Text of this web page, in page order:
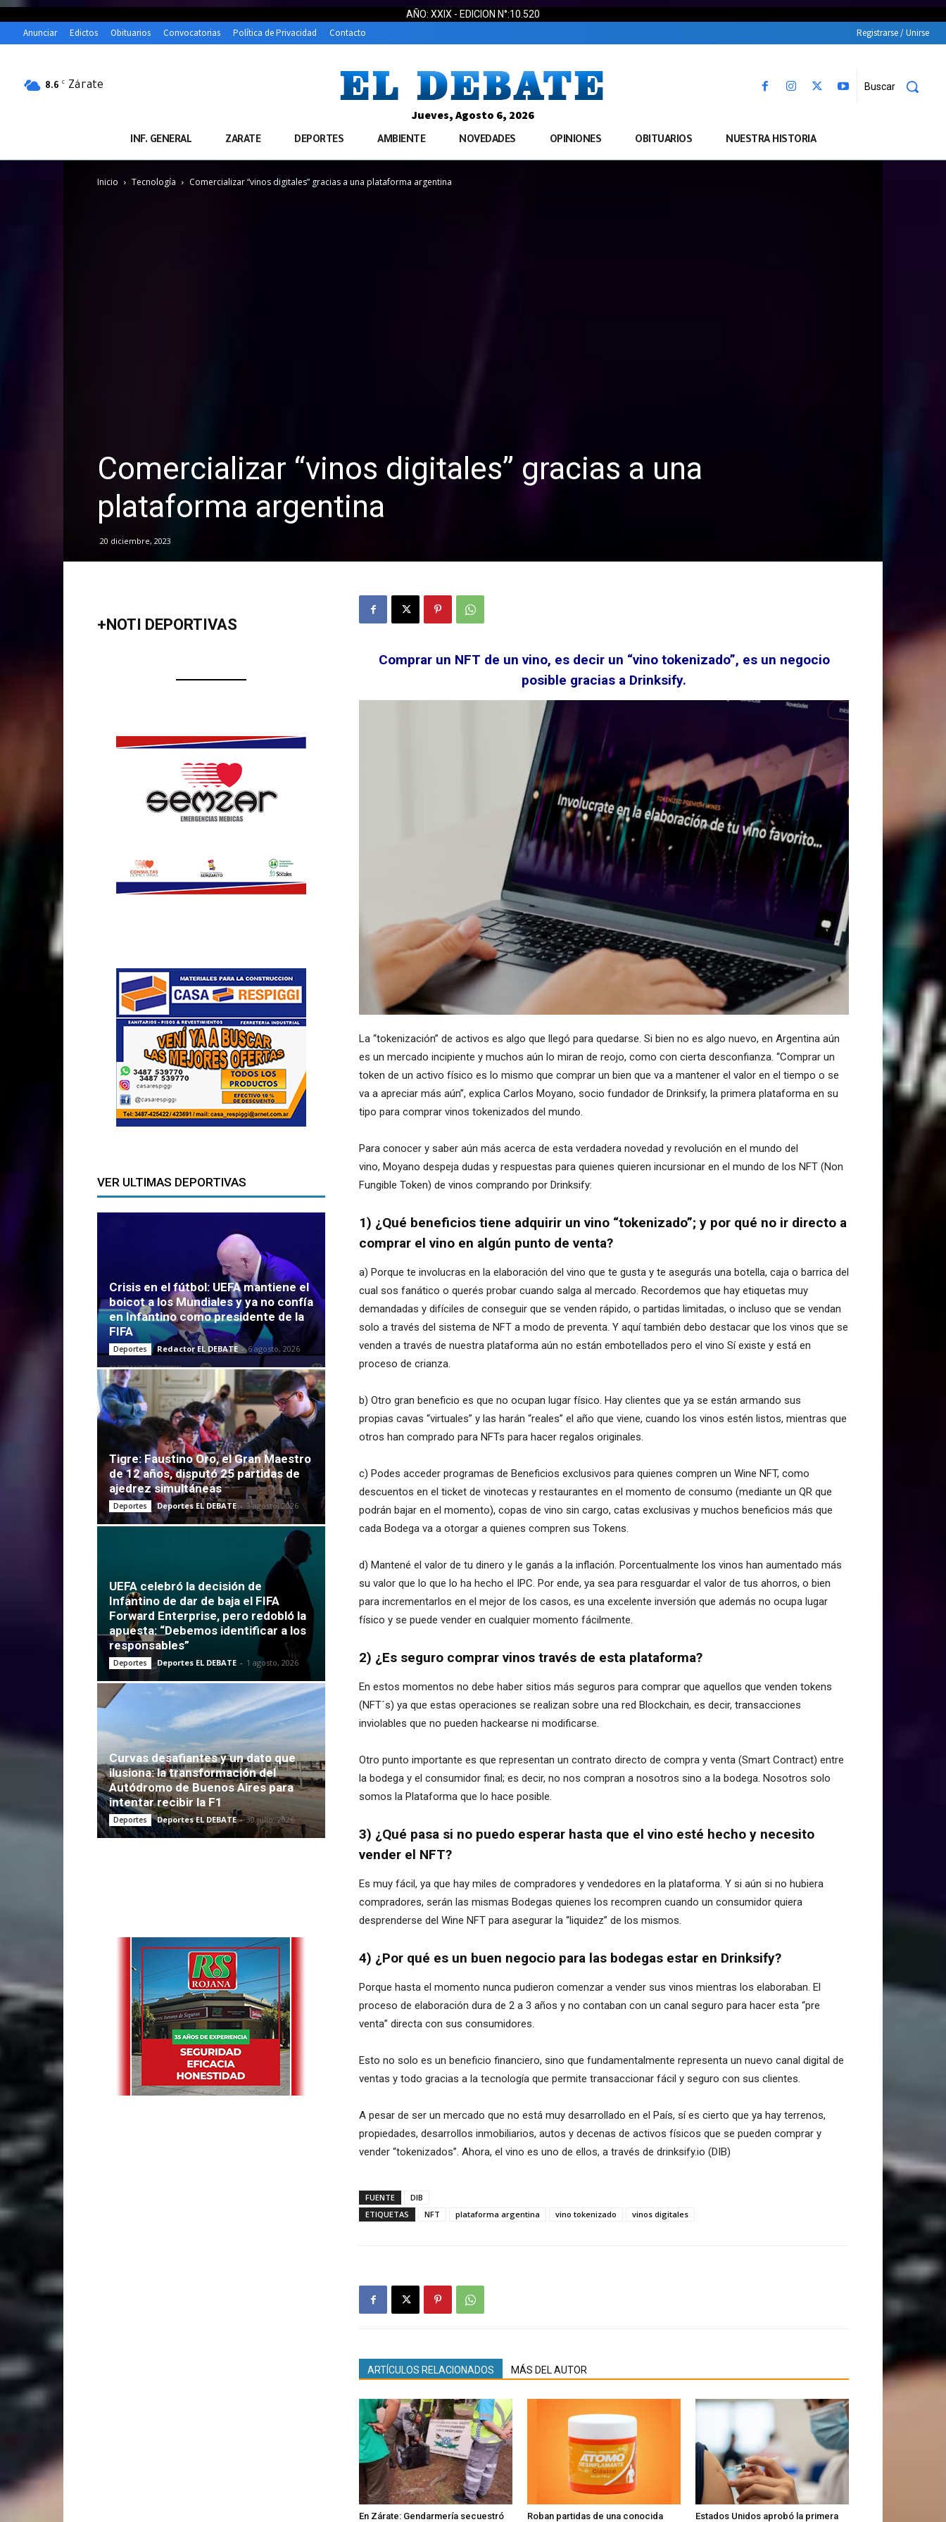
AÑO: XXIX - EDICION N°:10.520
Anunciar Edictos Obituarios Convocatorias Política de Privacidad Contacto Registrarse / Unirse
8.6 C Zárate Buscar
Jueves, Agosto 6, 2026
INF. GENERAL ZARATE DEPORTES AMBIENTE NOVEDADES OPINIONES OBITUARIOS NUESTRA HISTORIA
Inicio Tecnología Comercializar “vinos digitales” gracias a una plataforma argentina
Comercializar “vinos digitales” gracias a una
plataforma argentina
20 diciembre, 2023
Comprar un NFT de un vino, es decir un “vino tokenizado”, es un negocio
posible gracias a Drinksify.
La “tokenización” de activos es algo que llegó para quedarse. Si bien no es algo nuevo, en Argentina aún
es un mercado incipiente y muchos aún lo miran de reojo, como con cierta desconfianza. “Comprar un
token de un activo físico es lo mismo que comprar un bien que va a mantener el valor en el tiempo o se
va a apreciar más aún”, explica Carlos Moyano, socio fundador de Drinksify, la primera plataforma en su
tipo para comprar vinos tokenizados del mundo.
Para conocer y saber aún más acerca de esta verdadera novedad y revolución en el mundo del
vino, Moyano despeja dudas y respuestas para quienes quieren incursionar en el mundo de los NFT (Non
Fungible Token) de vinos comprando por Drinksify:
1) ¿Qué beneficios tiene adquirir un vino “tokenizado”; y por qué no ir directo a
comprar el vino en algún punto de venta?
a) Porque te involucras en la elaboración del vino que te gusta y te asegurás una botella, caja o barrica del
cual sos fanático o querés probar cuando salga al mercado. Recordemos que hay etiquetas muy
demandadas y difíciles de conseguir que se venden rápido, o partidas limitadas, o incluso que se vendan
solo a través del sistema de NFT a modo de preventa. Y aquí también debo destacar que los vinos que se
venden a través de nuestra plataforma aún no están embotellados pero el vino Sí existe y está en
proceso de crianza.
b) Otro gran beneficio es que no ocupan lugar físico. Hay clientes que ya se están armando sus
propias cavas “virtuales” y las harán “reales” el año que viene, cuando los vinos estén listos, mientras que
otros han comprado para NFTs para hacer regalos originales.
c) Podes acceder programas de Beneficios exclusivos para quienes compren un Wine NFT, como
descuentos en el ticket de vinotecas y restaurantes en el momento de consumo (mediante un QR que
podrán bajar en el momento), copas de vino sin cargo, catas exclusivas y muchos beneficios más que
cada Bodega va a otorgar a quienes compren sus Tokens.
d) Mantené el valor de tu dinero y le ganás a la inflación. Porcentualmente los vinos han aumentado más
su valor que lo que lo ha hecho el IPC. Por ende, ya sea para resguardar el valor de tus ahorros, o bien
para incrementarlos en el mejor de los casos, es una excelente inversión que además no ocupa lugar
físico y se puede vender en cualquier momento fácilmente.
2) ¿Es seguro comprar vinos través de esta plataforma?
En estos momentos no debe haber sitios más seguros para comprar que aquellos que venden tokens
(NFT´s) ya que estas operaciones se realizan sobre una red Blockchain, es decir, transacciones
inviolables que no pueden hackearse ni modificarse.
Otro punto importante es que representan un contrato directo de compra y venta (Smart Contract) entre
la bodega y el consumidor final; es decir, no nos compran a nosotros sino a la bodega. Nosotros solo
somos la Plataforma que lo hace posible.
3) ¿Qué pasa si no puedo esperar hasta que el vino esté hecho y necesito
vender el NFT?
Es muy fácil, ya que hay miles de compradores y vendedores en la plataforma. Y si aún si no hubiera
compradores, serán las mismas Bodegas quienes los recompren cuando un consumidor quiera
desprenderse del Wine NFT para asegurar la “liquidez” de los mismos.
4) ¿Por qué es un buen negocio para las bodegas estar en Drinksify?
Porque hasta el momento nunca pudieron comenzar a vender sus vinos mientras los elaboraban. El
proceso de elaboración dura de 2 a 3 años y no contaban con un canal seguro para hacer esta “pre
venta” directa con sus consumidores.
Esto no solo es un beneficio financiero, sino que fundamentalmente representa un nuevo canal digital de
ventas y todo gracias a la tecnología que permite transaccionar fácil y seguro con sus clientes.
A pesar de ser un mercado que no está muy desarrollado en el País, sí es cierto que ya hay terrenos,
propiedades, desarrollos inmobiliarios, autos y decenas de activos físicos que se pueden comprar y
vender “tokenizados”. Ahora, el vino es uno de ellos, a través de drinksify.io (DIB)
FUENTE
DIB
ETIQUETAS
NFT plataforma argentina vino tokenizado vinos digitales
ARTÍCULOS RELACIONADOS MÁS DEL AUTOR
En Zárate: Gendarmería secuestró Roban partidas de una conocida Estados Unidos aprobó la primera
+NOTI DEPORTIVAS
VER ULTIMAS DEPORTIVAS
Crisis en el fútbol: UEFA mantiene el
boicot a los Mundiales y ya no confía
en Infantino como presidente de la
FIFA
Deportes Redactor EL DEBATE - 6 agosto, 2026
Tigre: Faustino Oro, el Gran Maestro
de 12 años, disputó 25 partidas de
ajedrez simultáneas
Deportes Deportes EL DEBATE - 3 agosto, 2026
UEFA celebró la decisión de
Infantino de dar de baja el FIFA
Forward Enterprise, pero redobló la
apuesta: “Debemos identificar a los
responsables”
Deportes Deportes EL DEBATE - 1 agosto, 2026
Curvas desafiantes y un dato que
ilusiona: la transformación del
Autódromo de Buenos Aires para
intentar recibir la F1
Deportes Deportes EL DEBATE - 30 julio, 2026